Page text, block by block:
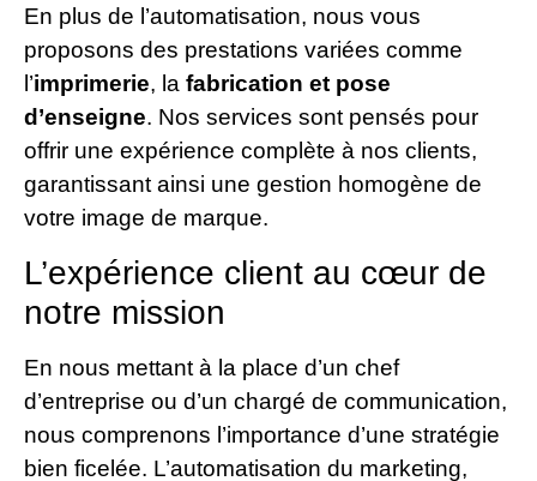
En plus de l’automatisation, nous vous
proposons des prestations variées comme
l’imprimerie, la fabrication et pose
d’enseigne. Nos services sont pensés pour
offrir une expérience complète à nos clients,
garantissant ainsi une gestion homogène de
votre image de marque.
L’expérience client au cœur de
notre mission
En nous mettant à la place d’un chef
d’entreprise ou d’un chargé de communication,
nous comprenons l’importance d’une stratégie
bien ficelée. L’automatisation du marketing,